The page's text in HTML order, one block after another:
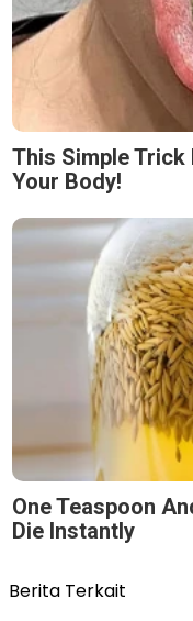
This Simple
Your Body!
One Teaspoon
Die Instantly
Berita Terkait